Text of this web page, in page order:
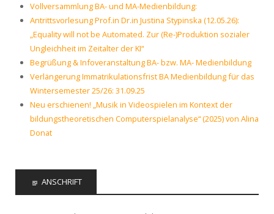
Vollversammlung BA- und MA-Medienbildung:
Antrittsvorlesung Prof.in Dr.in Justina Stypinska (12.05.26):
„Equality will not be Automated. Zur (Re-)Produktion sozialer
Ungleichheit im Zeitalter der KI“
Begrüßung & Infoveranstaltung BA- bzw. MA- Medienbildung
Verlängerung Immatrikulationsfrist BA Medienbildung für das
Wintersemester 25/26: 31.09.25
Neu erschienen! „Musik in Videospielen im Kontext der
bildungstheoretischen Computerspielanalyse“ (2025) von Alina
Donat
ANSCHRIFT